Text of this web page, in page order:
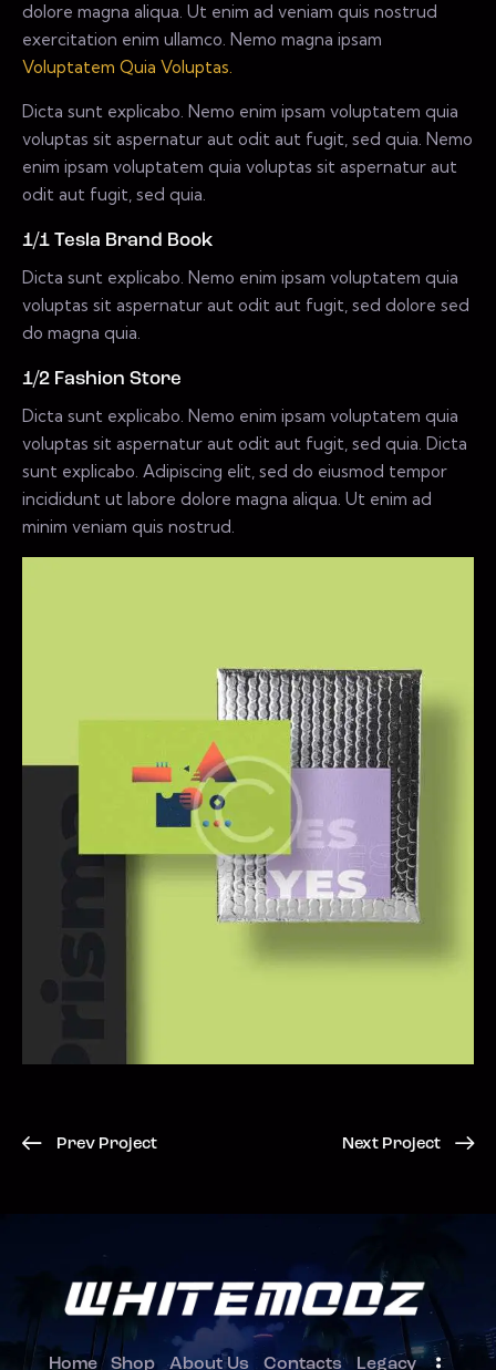
dolore magna aliqua. Ut enim ad veniam quis nostrud
exercitation enim ullamco. Nemo magna ipsam
Voluptatem Quia Voluptas.
Dicta sunt explicabo. Nemo enim ipsam voluptatem quia
voluptas sit aspernatur aut odit aut fugit, sed quia. Nemo
enim ipsam voluptatem quia voluptas sit aspernatur aut
odit aut fugit, sed quia.
1/1 Tesla Brand Book
Dicta sunt explicabo. Nemo enim ipsam voluptatem quia
voluptas sit aspernatur aut odit aut fugit, sed dolore sed
do magna quia.
1/2 Fashion Store
Dicta sunt explicabo. Nemo enim ipsam voluptatem quia
voluptas sit aspernatur aut odit aut fugit, sed quia. Dicta
sunt explicabo. Adipiscing elit, sed do eiusmod tempor
incididunt ut labore dolore magna aliqua. Ut enim ad
minim veniam quis nostrud.
Prev Project Next Project
Home Shop About Us Contacts Legacy